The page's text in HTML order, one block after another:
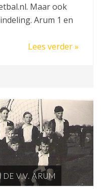
Maar ook
Arum 1 en
Lees verder »
DE V.V. ARUM